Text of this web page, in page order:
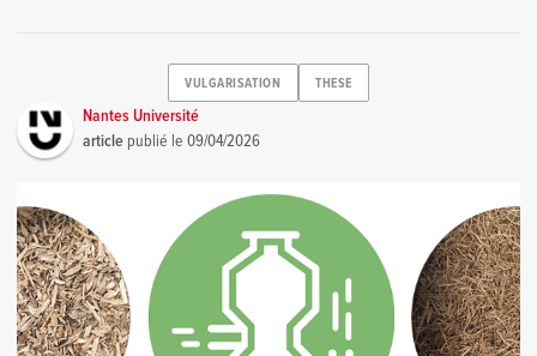
VULGARISATION THESE
Nantes Université
article publié le09/04/2026